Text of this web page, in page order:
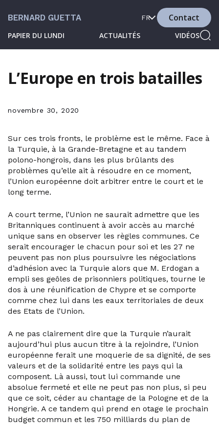
BERNARD GUETTA
PAPIER DU LUNDI ACTUALITÉS VIDÉOS
FR Contact
L’Europe en trois batailles
novembre 30, 2020
Sur ces trois fronts, le problème est le même. Face à
la Turquie, à la Grande-Bretagne et au tandem
polono-hongrois, dans les plus brûlants des
problèmes qu’elle ait à résoudre en ce moment,
l’Union européenne doit arbitrer entre le court et le
long terme.
A court terme, l’Union ne saurait admettre que les
Britanniques continuent à avoir accès au marché
unique sans en observer les règles communes. Ce
serait encourager le chacun pour soi et les 27 ne
peuvent pas non plus poursuivre les négociations
d’adhésion avec la Turquie alors que M. Erdogan a
empli ses geôles de prisonniers politiques, tourne le
dos à une réunification de Chypre et se comporte
comme chez lui dans les eaux territoriales de deux
des Etats de l’Union.
A ne pas clairement dire que la Turquie n’aurait
aujourd’hui plus aucun titre à la rejoindre, l’Union
européenne ferait une moquerie de sa dignité, de ses
valeurs et de la solidarité entre les pays qui la
composent. Là aussi, tout lui commande une
absolue fermeté et elle ne peut pas non plus, si peu
que ce soit, céder au chantage de la Pologne et de la
Hongrie. A ce tandem qui prend en otage le prochain
budget commun et les 750 milliards du plan de